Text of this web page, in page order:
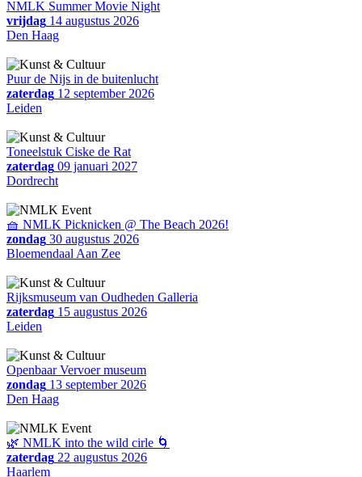
NMLK Summer Movie Night
vrijdag 14 augustus 2026
Den Haag
Puur de Nijs in de buitenlucht
zaterdag 12 september 2026
Leiden
Toneelstuk Ciske de Rat
zaterdag 09 januari 2027
Dordrecht
🧺 NMLK Picknicken @ The Beach 2026!
zondag 30 augustus 2026
Bloemendaal Aan Zee
Rijksmuseum van Oudheden Galleria
zaterdag 15 augustus 2026
Leiden
Openbaar Vervoer museum
zondag 13 september 2026
Den Haag
🌿 NMLK into the wild cirle 🌀
zaterdag 22 augustus 2026
Haarlem